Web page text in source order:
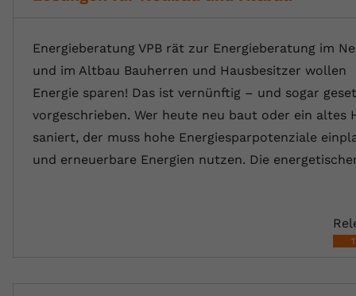
Energieberatung VPB rät zur Energieberatung im
und im Altbau Bauherren und Hausbesitzer wollen
Energie sparen! Das ist vernünftig – und sogar
vorgeschrieben. Wer heute neu baut oder ein altes
saniert, der muss hohe Energiesparpotenziale
und erneuerbare Energien nutzen. Die